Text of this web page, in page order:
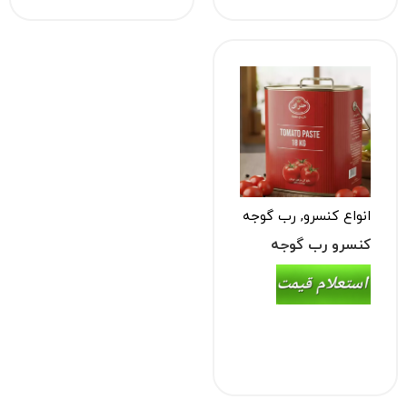
انواع کنسرو, رب گوجه
فرنگی
کنسرو رب گوجه
فرنگی 18 کیلویی